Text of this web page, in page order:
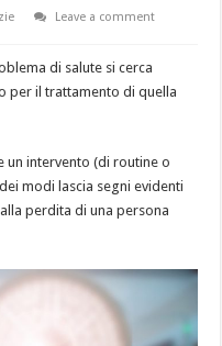
Leave a comment
di salute si cerca
per il trattamento di quella
un intervento (di routine o
modi lascia segni evidenti
perdita di una persona